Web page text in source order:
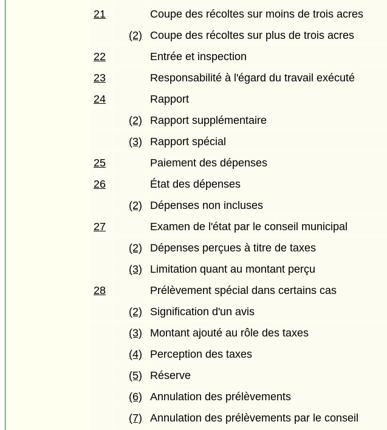
21
Coupe des récoltes sur moins de trois acres
(2)
Coupe des récoltes sur plus de trois acres
22
Entrée et inspection
23
Responsabilité à l'égard du travail exécuté
24
Rapport
(2)
Rapport supplémentaire
(3)
Rapport spécial
25
Paiement des dépenses
26
État des dépenses
(2)
Dépenses non incluses
27
Examen de l'état par le conseil municipal
(2)
Dépenses perçues à titre de taxes
(3)
Limitation quant au montant perçu
28
Prélèvement spécial dans certains cas
(2)
Signification d'un avis
(3)
Montant ajouté au rôle des taxes
(4)
Perception des taxes
(5)
Réserve
(6)
Annulation des prélèvements
(7)
Annulation des prélèvements par le conseil